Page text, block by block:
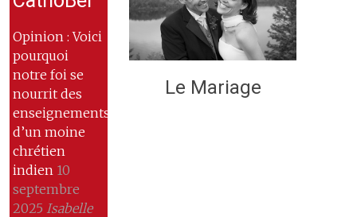
Opinion : Voici
pourquoi
notre foi se
nourrit des
enseignements
d’un moine
chrétien
indien 10
septembre
2025 Isabelle
Le Mariage